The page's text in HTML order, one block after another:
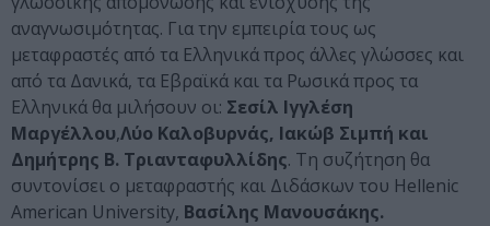
αναγνωσιμότητας. Για την εμπειρία τους ως
μεταφραστές από τα Ελληνικά προς άλλες γλώσσες και
από τα Δανικά, τα Εβραϊκά και τα Ρωσικά προς τα
Ελληνικά θα μιλήσουν οι: Σεσίλ Ιγγλέση
Μαργέλλου,Λύο Καλοβυρνάς, Ιακώβ Σιμπή και
Δημήτρης Β. Τριανταφυλλίδης. Τη συζήτηση θα
συντονίσει ο μεταφραστής και Διδάσκων του Hellenic
American University, Βασίλης Μανουσάκης.